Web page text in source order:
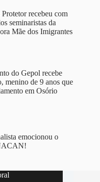
recebeu com
seminaristas da
Mãe dos Imigrantes
do Gepol recebe
menino de 9 anos que
em Osório
emocionou o